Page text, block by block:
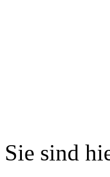
Sie sind